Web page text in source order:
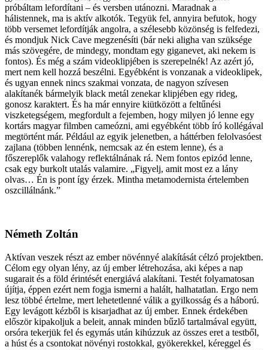
próbáltam lefordítani – és versben utánozni. Maradnak a
hálistennek, ma is aktív alkotók. Tegyük fel, annyira befutok, hogy
több versemet lefordítják angolra, a szélesebb közönség is felfedezi,
és mondjuk Nick Cave megzenésíti (bár neki aligha van szüksége
más szövegére, de mindegy, mondtam egy giganevet, aki nekem is
fontos). És még a szám videoklipjében is szerepelnék! Az azért jó,
mert nem kell hozzá beszélni. Egyébként is vonzanak a videoklipek,
és ugyan ennek nincs szakmai vonzata, de nagyon szívesen
alakítanék bármelyik black metál zenekar klipjében egy rideg,
gonosz karaktert. És ha már ennyire kiütközött a feltűnési
viszketegségem, megfordult a fejemben, hogy milyen jó lenne egy
kortárs magyar filmben cameózni, ami egyébként több író kollégával
megtörtént már. Például az egyik jelenetben, a háttérben felolvasóest
zajlana (többen lennénk, nemcsak az én estem lenne), és a
főszereplők valahogy reflektálnának rá. Nem fontos epizód lenne,
csak egy burkolt utalás valamire. „Figyelj, amit most ez a lány
olvas… Én is pont így érzek. Mintha metamodernista értelemben
oszcillálnánk.”
Németh Zoltán
Aktívan veszek részt az ember növénnyé alakítását célzó projektben.
Célom egy olyan lény, az új ember létrehozása, aki képes a nap
sugarait és a föld érintését energiává alakítani. Testét folyamatosan
újítja, éppen ezért nem fogja ismerni a halált, halhatatlan. Ergo nem
lesz többé értelme, mert lehetetlenné válik a gyilkosság és a háború.
Egy levágott kézből is kisarjadhat az új ember. Ennek érdekében
először kipakoljuk a beleit, annak minden bűzlő tartalmával együtt,
orsóra tekerjük fel és egymás után kihúzzuk az összes eret a testből,
a húst és a csontokat növényi rostokkal, gyökerekkel, kéreggel és